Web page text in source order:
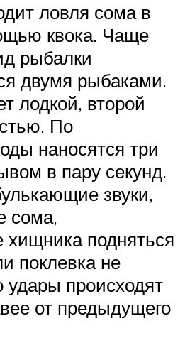
ловля сома в
квока. Чаще
рыбалки
двумя рыбаками.
лодкой, второй
По
наносятся три
в пару секунд.
звуки,
сома,
подняться
поклевка не
удары происходят
от предыдущего